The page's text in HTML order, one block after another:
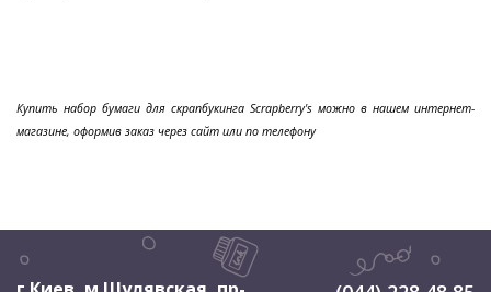
Купить набор бумаги для скрапбукинга Scrapberry's можно в нашем интернет-
магазине, оформив заказ через сайт или по телефону